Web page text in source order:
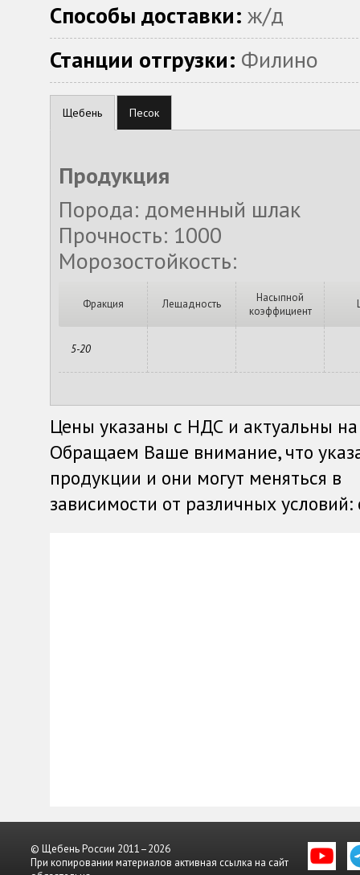
Способы доставки: ж/д
Станции отгрузки: Филино
Щебень Песок
Продукция
Порода: доменный шлак
Прочность: 1000
Морозостойкость:
Фракция Лещадность
Насыпной
коэффициент
5-20
Цены указаны с НДС и актуальны
Обращаем Ваше внимание, что
продукции и они могут меняться в
зависимости от различных
© Щебень России 2011–2026
При копировании материалов активная ссылка на сайт